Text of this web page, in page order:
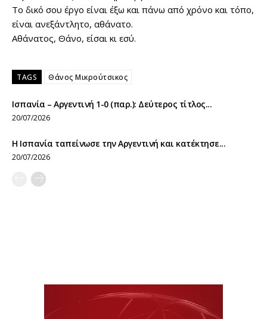
Το δικό σου έργο είναι έξω και πάνω από χρόνο και τόπο,
είναι ανεξάντλητο, αθάνατο.
Αθάνατος, Θάνο, είσαι κι εσύ.
TAGS Θάνος Μικρούτσικος
Ισπανία – Αργεντινή 1-0 (παρ.): Δεύτερος τίτλος...
20/07/2026
Η Ισπανία ταπείνωσε την Αργεντινή και κατέκτησε...
20/07/2026